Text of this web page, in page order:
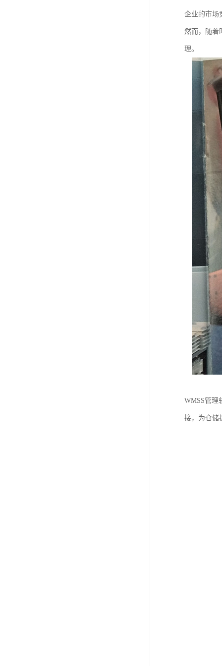
企业的市场
然而，随着
理。
WMSS管理
接，为仓储